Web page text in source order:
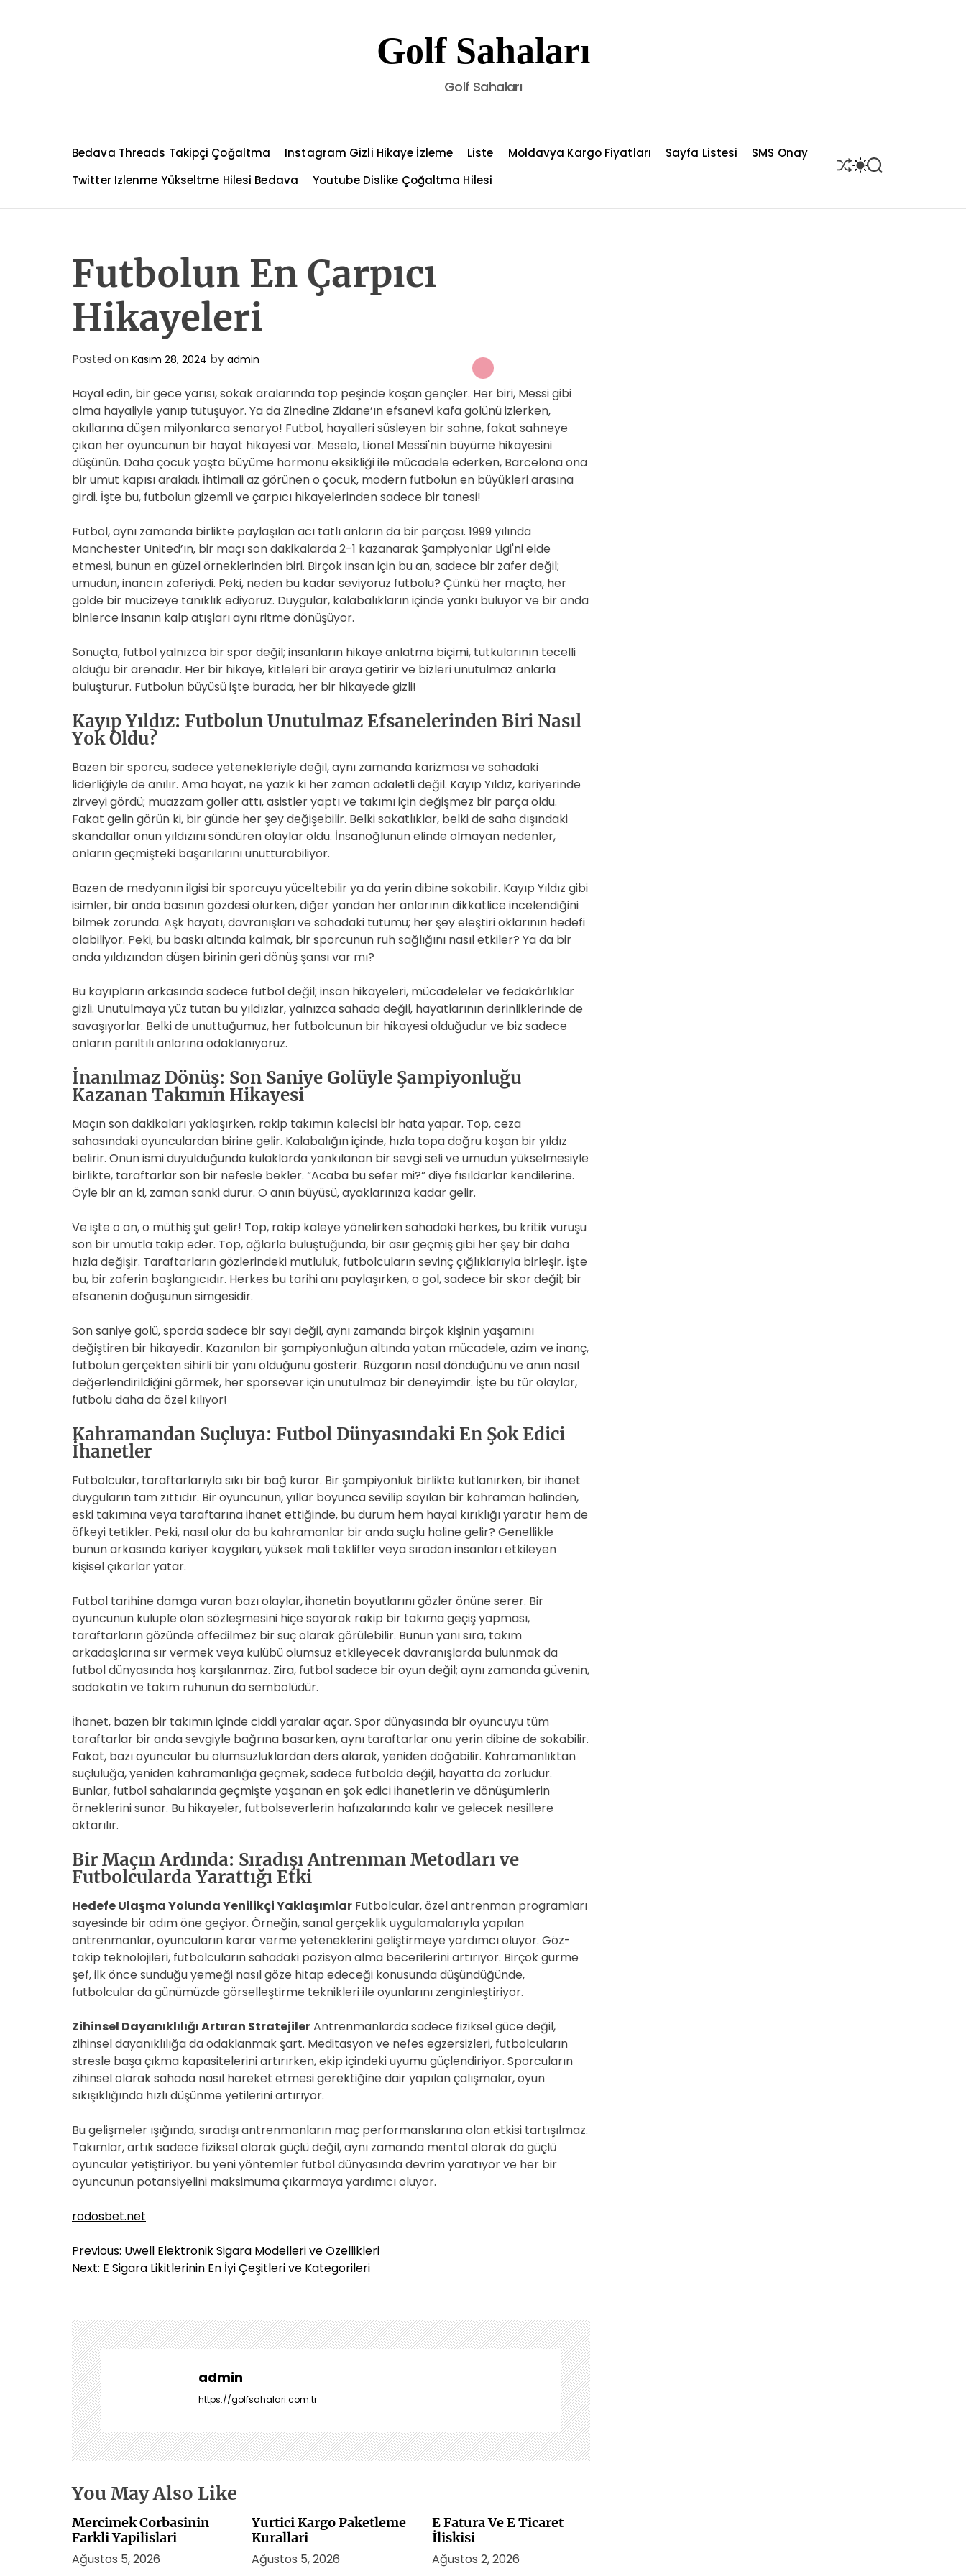
t
Golf Sahaları
Golf Sahaları
Bedava Threads Takipçi Çoğaltma Instagram Gizli Hikaye İzleme Liste Moldavya Kargo Fiyatları Sayfa Listesi
SMS Onay
Twitter Izlenme Yükseltme Hilesi Bedava
Youtube Dislike Çoğaltma Hilesi
S
H
S
W
S
E
Futbolun En Çarpıcı
Hikayeleri
Posted on Kasım 28, 2024 by admin
Hayal edin, bir gece yarısı, sokak aralarında top peşinde koşan gençler. Her biri, Messi gibi
olma hayaliyle yanıp tutuşuyor. Ya da Zinedine Zidane’ın efsanevi kafa golünü izlerken,
akıllarına düşen milyonlarca senaryo! Futbol, hayalleri süsleyen bir sahne, fakat sahneye
çıkan her oyuncunun bir hayat hikayesi var. Mesela, Lionel Messi'nin büyüme hikayesini
düşünün. Daha çocuk yaşta büyüme hormonu eksikliği ile mücadele ederken, Barcelona ona
bir umut kapısı araladı. İhtimali az görünen o çocuk, modern futbolun en büyükleri arasına
girdi. İşte bu, futbolun gizemli ve çarpıcı hikayelerinden sadece bir tanesi!
Futbol, aynı zamanda birlikte paylaşılan acı tatlı anların da bir parçası. 1999 yılında
Manchester United’ın, bir maçı son dakikalarda 2-1 kazanarak Şampiyonlar Ligi'ni elde
etmesi, bunun en güzel örneklerinden biri. Birçok insan için bu an, sadece bir zafer değil;
umudun, inancın zaferiydi. Peki, neden bu kadar seviyoruz futbolu? Çünkü her maçta, her
golde bir mucizeye tanıklık ediyoruz. Duygular, kalabalıkların içinde yankı buluyor ve bir anda
binlerce insanın kalp atışları aynı ritme dönüşüyor.
Sonuçta, futbol yalnızca bir spor değil; insanların hikaye anlatma biçimi, tutkularının tecelli
olduğu bir arenadır. Her bir hikaye, kitleleri bir araya getirir ve bizleri unutulmaz anlarla
buluşturur. Futbolun büyüsü işte burada, her bir hikayede gizli!
Kayıp Yıldız: Futbolun Unutulmaz Efsanelerinden Biri Nasıl
Yok Oldu?
Bazen bir sporcu, sadece yetenekleriyle değil, aynı zamanda karizması ve sahadaki
liderliğiyle de anılır. Ama hayat, ne yazık ki her zaman adaletli değil. Kayıp Yıldız, kariyerinde
zirveyi gördü; muazzam goller attı, asistler yaptı ve takımı için değişmez bir parça oldu.
Fakat gelin görün ki, bir günde her şey değişebilir. Belki sakatlıklar, belki de saha dışındaki
skandallar onun yıldızını söndüren olaylar oldu. İnsanoğlunun elinde olmayan nedenler,
onların geçmişteki başarılarını unutturabiliyor.
Bazen de medyanın ilgisi bir sporcuyu yüceltebilir ya da yerin dibine sokabilir. Kayıp Yıldız gibi
isimler, bir anda basının gözdesi olurken, diğer yandan her anlarının dikkatlice incelendiğini
bilmek zorunda. Aşk hayatı, davranışları ve sahadaki tutumu; her şey eleştiri oklarının hedefi
olabiliyor. Peki, bu baskı altında kalmak, bir sporcunun ruh sağlığını nasıl etkiler? Ya da bir
anda yıldızından düşen birinin geri dönüş şansı var mı?
Bu kayıpların arkasında sadece futbol değil; insan hikayeleri, mücadeleler ve fedakârlıklar
gizli. Unutulmaya yüz tutan bu yıldızlar, yalnızca sahada değil, hayatlarının derinliklerinde de
savaşıyorlar. Belki de unuttuğumuz, her futbolcunun bir hikayesi olduğudur ve biz sadece
onların parıltılı anlarına odaklanıyoruz.
İnanılmaz Dönüş: Son Saniye Golüyle Şampiyonluğu
Kazanan Takımın Hikayesi
Maçın son dakikaları yaklaşırken, rakip takımın kalecisi bir hata yapar. Top, ceza
sahasındaki oyunculardan birine gelir. Kalabalığın içinde, hızla topa doğru koşan bir yıldız
belirir. Onun ismi duyulduğunda kulaklarda yankılanan bir sevgi seli ve umudun yükselmesiyle
birlikte, taraftarlar son bir nefesle bekler. “Acaba bu sefer mi?” diye fısıldarlar kendilerine.
Öyle bir an ki, zaman sanki durur. O anın büyüsü, ayaklarınıza kadar gelir.
Ve işte o an, o müthiş şut gelir! Top, rakip kaleye yönelirken sahadaki herkes, bu kritik vuruşu
son bir umutla takip eder. Top, ağlarla buluştuğunda, bir asır geçmiş gibi her şey bir daha
hızla değişir. Taraftarların gözlerindeki mutluluk, futbolcuların sevinç çığlıklarıyla birleşir. İşte
bu, bir zaferin başlangıcıdır. Herkes bu tarihi anı paylaşırken, o gol, sadece bir skor değil; bir
efsanenin doğuşunun simgesidir.
Son saniye golü, sporda sadece bir sayı değil, aynı zamanda birçok kişinin yaşamını
değiştiren bir hikayedir. Kazanılan bir şampiyonluğun altında yatan mücadele, azim ve inanç,
futbolun gerçekten sihirli bir yanı olduğunu gösterir. Rüzgarın nasıl döndüğünü ve anın nasıl
değerlendirildiğini görmek, her sporsever için unutulmaz bir deneyimdir. İşte bu tür olaylar,
futbolu daha da özel kılıyor!
Kahramandan Suçluya: Futbol Dünyasındaki En Şok Edici
İhanetler
Futbolcular, taraftarlarıyla sıkı bir bağ kurar. Bir şampiyonluk birlikte kutlanırken, bir ihanet
duyguların tam zıttıdır. Bir oyuncunun, yıllar boyunca sevilip sayılan bir kahraman halinden,
eski takımına veya taraftarına ihanet ettiğinde, bu durum hem hayal kırıklığı yaratır hem de
öfkeyi tetikler. Peki, nasıl olur da bu kahramanlar bir anda suçlu haline gelir? Genellikle
bunun arkasında kariyer kaygıları, yüksek mali teklifler veya sıradan insanları etkileyen
kişisel çıkarlar yatar.
Futbol tarihine damga vuran bazı olaylar, ihanetin boyutlarını gözler önüne serer. Bir
oyuncunun kulüple olan sözleşmesini hiçe sayarak rakip bir takıma geçiş yapması,
taraftarların gözünde affedilmez bir suç olarak görülebilir. Bunun yanı sıra, takım
arkadaşlarına sır vermek veya kulübü olumsuz etkileyecek davranışlarda bulunmak da
futbol dünyasında hoş karşılanmaz. Zira, futbol sadece bir oyun değil; aynı zamanda güvenin,
sadakatin ve takım ruhunun da sembolüdür.
İhanet, bazen bir takımın içinde ciddi yaralar açar. Spor dünyasında bir oyuncuyu tüm
taraftarlar bir anda sevgiyle bağrına basarken, aynı taraftarlar onu yerin dibine de sokabilir.
Fakat, bazı oyuncular bu olumsuzluklardan ders alarak, yeniden doğabilir. Kahramanlıktan
suçluluğa, yeniden kahramanlığa geçmek, sadece futbolda değil, hayatta da zorludur.
Bunlar, futbol sahalarında geçmişte yaşanan en şok edici ihanetlerin ve dönüşümlerin
örneklerini sunar. Bu hikayeler, futbolseverlerin hafızalarında kalır ve gelecek nesillere
aktarılır.
Bir Maçın Ardında: Sıradışı Antrenman Metodları ve
Futbolcularda Yarattığı Etki
Hedefe Ulaşma Yolunda Yenilikçi Yaklaşımlar Futbolcular, özel antrenman programları
sayesinde bir adım öne geçiyor. Örneğin, sanal gerçeklik uygulamalarıyla yapılan
antrenmanlar, oyuncuların karar verme yeteneklerini geliştirmeye yardımcı oluyor. Göz-
takip teknolojileri, futbolcuların sahadaki pozisyon alma becerilerini artırıyor. Birçok gurme
şef, ilk önce sunduğu yemeği nasıl göze hitap edeceği konusunda düşündüğünde,
futbolcular da günümüzde görselleştirme teknikleri ile oyunlarını zenginleştiriyor.
Zihinsel Dayanıklılığı Artıran StratejilerAntrenmanlarda sadece fiziksel güce değil,
zihinsel dayanıklılığa da odaklanmak şart. Meditasyon ve nefes egzersizleri, futbolcuların
stresle başa çıkma kapasitelerini artırırken, ekip içindeki uyumu güçlendiriyor. Sporcuların
zihinsel olarak sahada nasıl hareket etmesi gerektiğine dair yapılan çalışmalar, oyun
sıkışıklığında hızlı düşünme yetilerini artırıyor.
Bu gelişmeler ışığında, sıradışı antrenmanların maç performanslarına olan etkisi tartışılmaz.
Takımlar, artık sadece fiziksel olarak güçlü değil, aynı zamanda mental olarak da güçlü
oyuncular yetiştiriyor. bu yeni yöntemler futbol dünyasında devrim yaratıyor ve her bir
oyuncunun potansiyelini maksimuma çıkarmaya yardımcı oluyor.
rodosbet.net
Y
a
g
e
z
i
n
m
e
s
i
Previous: Uwell Elektronik Sigara Modelleri ve Özellikleri
Next: E Sigara Likitlerinin En İyi Çeşitleri ve Kategorileri
admin
https://golfsahalari.com.tr
You May Also Like
Mercimek Corbasinin
Farkli Yapilislari
Ağustos 5, 2026
Yurtici Kargo Paketleme
Kurallari
Ağustos 5, 2026
E Fatura Ve E Ticaret
İliskisi
Ağustos 2, 2026